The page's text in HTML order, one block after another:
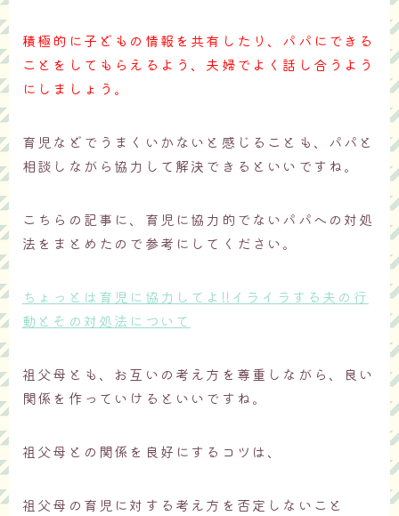
積極的に子どもの情報を共有したり、パパにできる
ことをしてもらえるよう、夫婦でよく話し合うよう
にしましょう。
育児などでうまくいかないと感じることも、パパと
相談しながら協力して解決できるといいですね。
こちらの記事に、育児に協力的でないパパへの対処
法をまとめたので参考にしてください。
ちょっとは育児に協力してよ!!イライラする夫の行
動とその対処法について
祖父母とも、お互いの考え方を尊重しながら、良い
関係を作っていけるといいですね。
祖父母との関係を良好にするコツは、
祖父母の育児に対する考え方を否定しないこと